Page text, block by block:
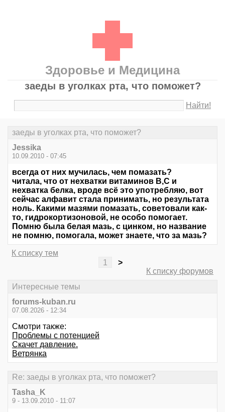
Здоровье и Медицина
заеды в уголках рта, что поможет?
Найти!
заеды в уголках рта, что поможет?
Jessika
10.09.2010 - 07:45
всегда от них мучилась, чем помазать?
читала, что от нехватки витаминов В,С и
нехватка белка, вроде всё это употребляю, вот
сейчас алфавит стала принимать, но результата
ноль. Какими мазями помазать, советовали как-
то, гидрокортизоновой, не особо помогает.
Помню была белая мазь, с цинком, но название
не помню, помогала, может знаете, что за мазь?
К списку тем
1
>
К списку форумов
Интересные темы
forums-kuban.ru
07.08.2026 - 12:34
Смотри также:
Проблемы с потенцией
Скачет давление.
Ветрянка
Re: заеды в уголках рта, что поможет?
Tasha_K
9 - 13.09.2010 - 11:07